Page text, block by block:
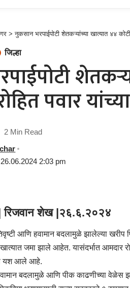
>नुकसान भरपाईपोटी शेतकऱ्यांच्या खात्यात ४४
जिल्हा
पवार
2:03 pm
2 Min Read
रिजवान शेख |२६.६.२०२४
आणि हवामान बदलामुळे झालेल्या
जमा झाले आहेत. यासंदर्भात आमदार
यश आले आहे.
हवामान बदलामुळे आणि पीक काढणीच्या